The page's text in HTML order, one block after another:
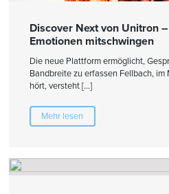
Discover Next von Unitron
Emotionen mitschwingen
Die neue Plattform ermöglicht,
Bandbreite zu erfassen Fellbach,
hört, versteht […]
Mehr lesen